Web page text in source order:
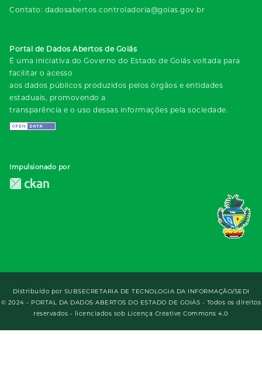
Contato: dadosabertos.controladoria@goias.gov.br
Portal de Dados Abertos de Goiás
É uma iniciativa do Governo do Estado de Goiás voltada para
facilitar o acesso
aos dados públicos produzidos pelos órgãos e entidades
estaduais, promovendo a
transparência e o uso dessas informações pela sociedade.
Impulsionado por
Distribuído por SUBSECRETARIA DE TECNOLOGIA DA INFORMAÇÃO/SEDI
© 2024 - PORTAL DA DADOS ABERTOS DO ESTADO DE GOIÁS - Todos os direitos
reservados - licenciados sob Licença Creative Commons 4.0